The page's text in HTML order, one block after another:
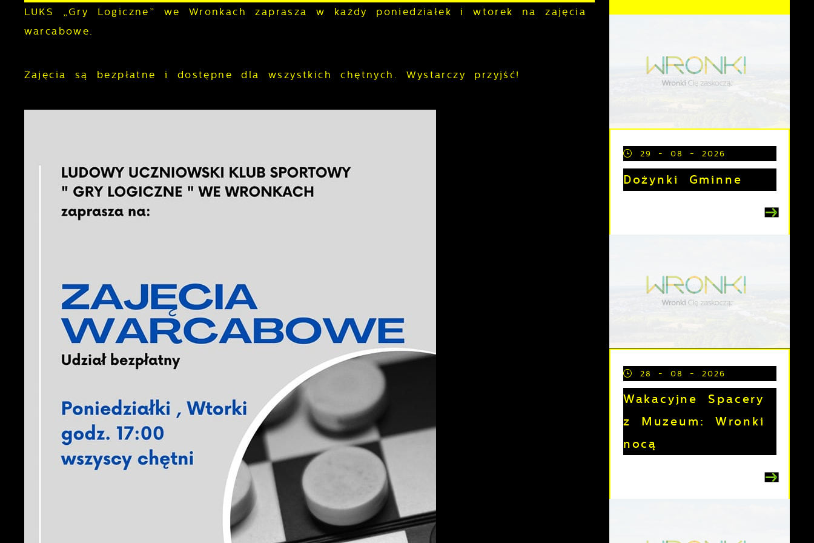
LUKS „Gry Logiczne” we Wronkach zaprasza w każdy poniedziałek i wtorek na zajęcia
warcabowe.
Zajęcia są bezpłatne i dostępne dla wszystkich chętnych. Wystarczy przyjść!
29 - 08 - 2026
Dożynki Gminne
28 - 08 - 2026
Wakacyjne Spacery
z Muzeum: Wronki
nocą
Ustawienia
Szanujemy Twoją prywatność. Możesz zmienić ustawienia
cookies lub zaakceptować je wszystkie. W dowolnym
momencie możesz dokonać zmiany swoich ustawień.